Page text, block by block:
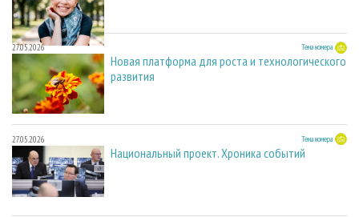
27.05.2026 Тема номера
Новая платформа для роста и технологического
развития
27.05.2026 Тема номера
Национальный проект. Хроника событий